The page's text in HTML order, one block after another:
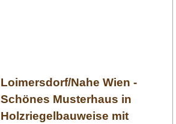
Loimersdorf/Nahe Wien -
Schönes Musterhaus in
Holzriegelbauweise mit